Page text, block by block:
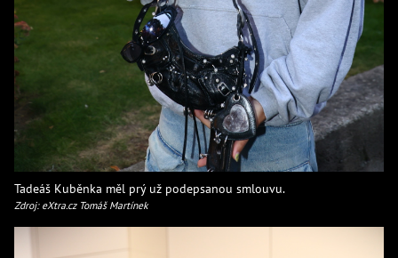
Tadeáš Kuběnka měl prý už podepsanou smlouvu.
Zdroj: eXtra.cz Tomáš Martínek